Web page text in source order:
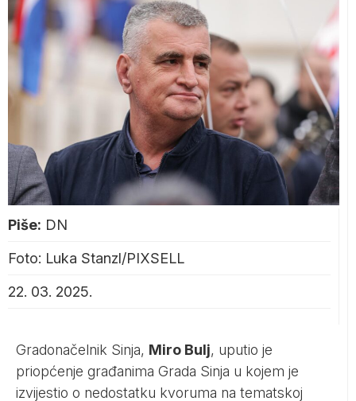
Piše: DN
Foto: Luka Stanzl/PIXSELL
22. 03. 2025.
Gradonačelnik Sinja, Miro Bulj, uputio je
priopćenje građanima Grada Sinja u kojem je
izvijestio o nedostatku kvoruma na tematskoj